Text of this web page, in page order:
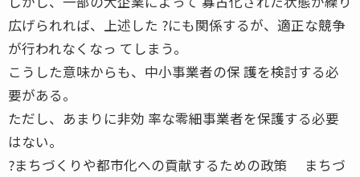
広げられれば、上述した ?にも関係するが、適正な競争
が行われなくなっ てしまう。
こうした意味からも、中小事業者の保 護を検討する必
要がある。
ただし、あまりに非効 率な零細事業者を保護する必要
はない。
?まちづくりや都市化への貢献するための政策 まちづ